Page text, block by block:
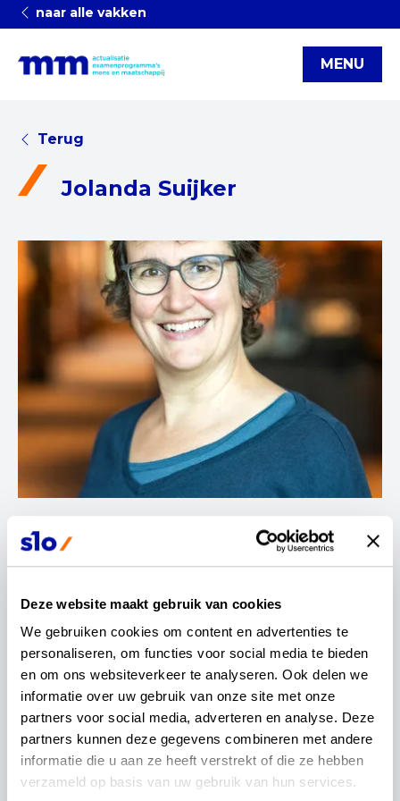
Deze website maakt gebruik van cookies
We gebruiken cookies om content en advertenties te
personaliseren, om functies voor social media te bieden
en om ons websiteverkeer te analyseren. Ook delen we
informatie over uw gebruik van onze site met onze
partners voor social media, adverteren en analyse. Deze
partners kunnen deze gegevens combineren met andere
informatie die u aan ze heeft verstrekt of die ze hebben
verzameld op basis van uw gebruik van hun services.
naar alle vakken
MENU
Terug
Jolanda Suijker
Contactinformatie
Jolanda Suijker
Vakexpert economie en bedrijfseconomie
Sinds 2000 ben ik werkzaam in het onderwijs.
Vanuit een loopbaan in